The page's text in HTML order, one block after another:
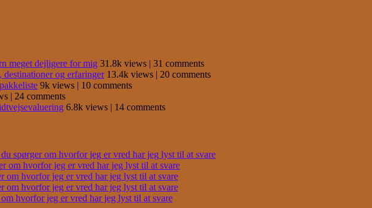
meget dejligere for mig 31.8k views | 31 comments
og erfaringer 13.4k views | 20 comments
9k views | 10 comments
| 24 comments
6.8k views | 14 comments
spørger om hvorfor jeg er vred har jeg lyst til at svare
om hvorfor jeg er vred har jeg lyst til at svare
om hvorfor jeg er vred har jeg lyst til at svare
om hvorfor jeg er vred har jeg lyst til at svare
hvorfor jeg er vred har jeg lyst til at svare